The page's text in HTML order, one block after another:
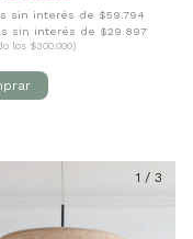
sin interés de $59.794
sin interés de $29.897
los $300.000)
1 / 3